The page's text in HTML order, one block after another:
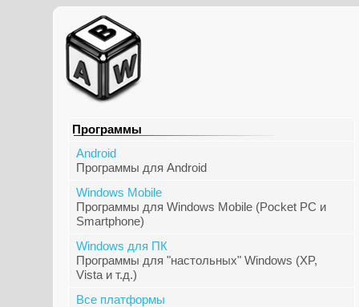
Программы
Android
Программы для Android
Windows Mobile
Программы для Windows Mobile (Pocket PC и
Smartphone)
Windows для ПК
Программы для "настольных" Windows (XP,
Vista и т.д.)
Все платформы